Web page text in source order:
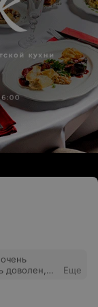
доволен,
Еще